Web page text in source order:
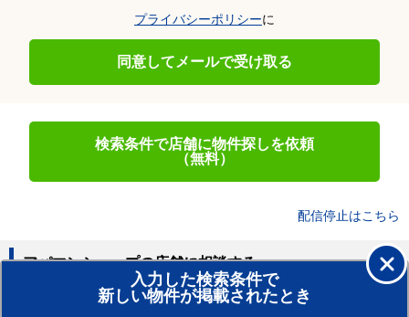
プライバシーポリシーに
同意してメールで受け取る
検索条件で店舗に物件探しを依頼
（無料）
配信停止はこちら
入力した検索条件で
新しい物件が掲載されたとき
アパマンショップの店舗に相談する
賃貸のプロがお部屋探し！